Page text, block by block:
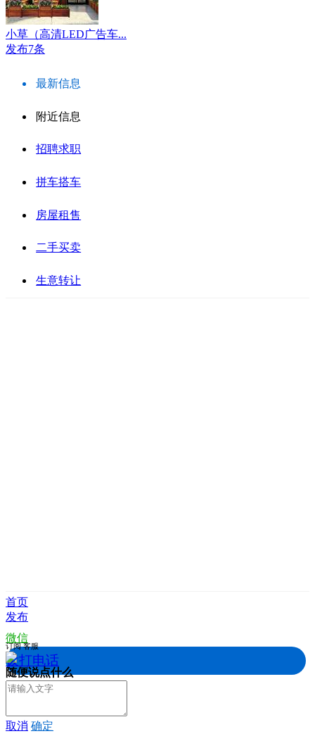
小草（高清LED广告车...
发布7条
最新信息
附近信息
招聘求职
拼车搭车
房屋租售
二手买卖
生意转让
首页
发布
微信
拨打电话
订阅 客服
随便说点什么
取消 确定